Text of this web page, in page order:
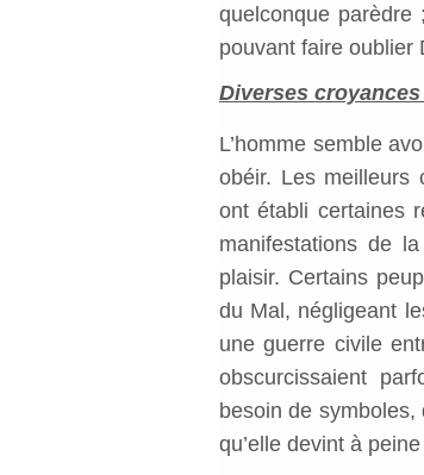
quelconque
pouvant faire oublier
Diverses
L’homme semble
obéir. Les meilleurs
ont établi certaines
manifestations de
plaisir. Certains
du Mal, négligeant
une guerre civile
obscurcissaient
besoin de
qu’elle devint à